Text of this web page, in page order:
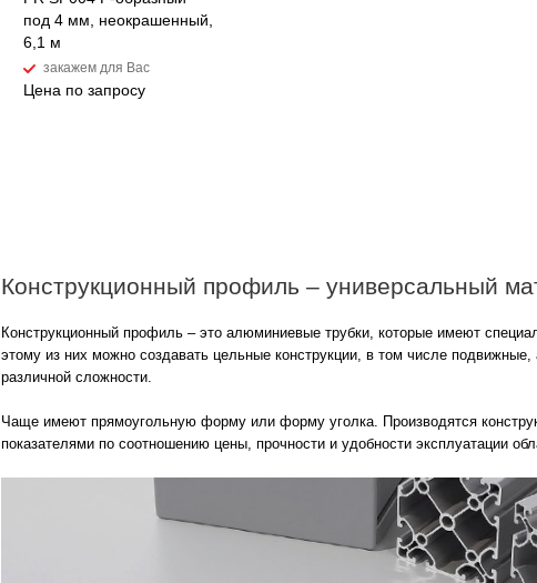
под 4 мм, неокрашенный,
6,1 м
закажем для Вас
Цена по запросу
Конструкционный профиль – универсальный
Конструкционный профиль – это алюминиевые трубки, которые имеют
этому из них можно создавать цельные конструкции, в том числе
различной сложности.
Чаще имеют прямоугольную форму или форму уголка. Производятся
показателями по соотношению цены, прочности и удобности эксплуатации